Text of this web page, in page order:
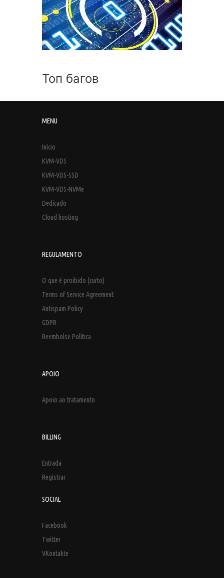
Топ багов
MENU
Início
KVM-VDS
KVM-VDS-SSD
KVM-VDS-NVMe
Dedicado
Cloud hosting
REGULAMENTO
O que é proibido (curto)
Terms of Service Agreement
Antispam Policy
GDPR
Reembolse Política
APOIO
Apoio ao tratamento
BILLING
Entrada
Registrar
SOCIAL
Facebook
Twitter
VKontakte